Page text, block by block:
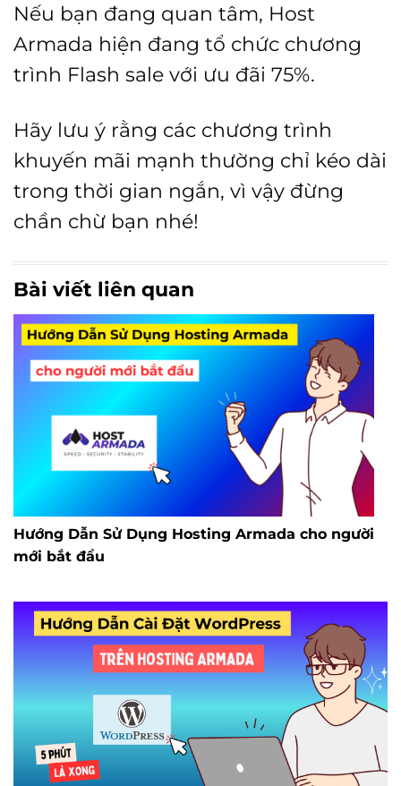
Nếu bạn đang quan tâm, Host
Armada hiện đang tổ chức chương
trình Flash sale với ưu đãi 75%.
Hãy lưu ý rằng các chương trình
khuyến mãi mạnh thường chỉ kéo dài
trong thời gian ngắn, vì vậy đừng
chần chừ bạn nhé!
Bài viết liên quan
Hướng Dẫn Sử Dụng Hosting Armada cho người
mới bắt đầu